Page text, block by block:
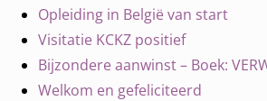
Opleiding in België van start
Visitatie KCKZ positief
Bijzondere aanwinst – Boek:
Welkom en gefeliciteerd